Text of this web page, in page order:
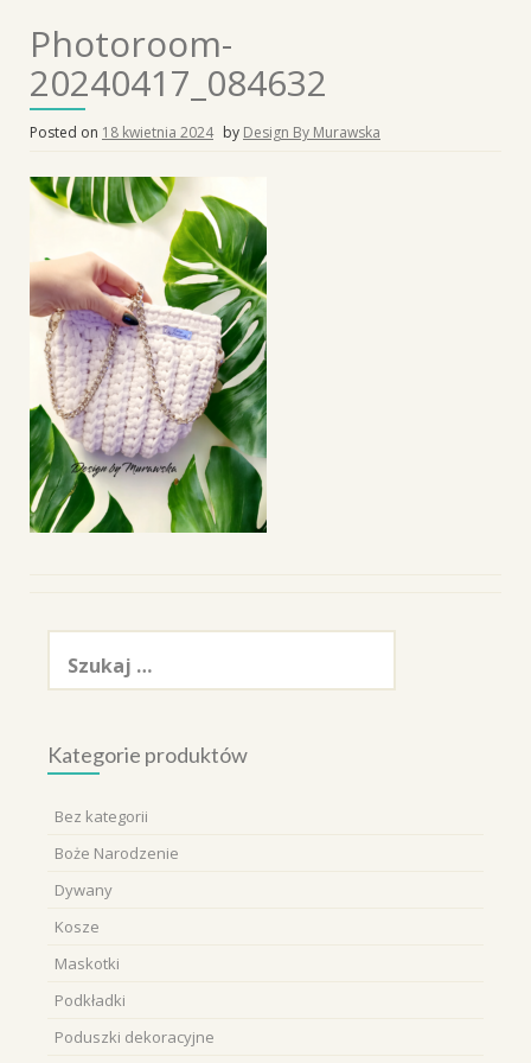
Photoroom-
20240417_084632
Posted on 18 kwietnia 2024 by Design By Murawska
Szukaj:
Kategorie produktów
Bez kategorii
Boże Narodzenie
Dywany
Kosze
Maskotki
Podkładki
Poduszki dekoracyjne